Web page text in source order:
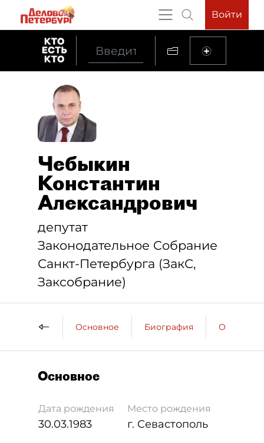
Войти
Чебыкин
Константин
Александрович
депутат
Законодательное Cобрание
Санкт-Петербурга (ЗакС,
Заксобрание)
Основное Биография
Основное
Дата рождения
30.03.1983
Место рождения
г. Севастополь